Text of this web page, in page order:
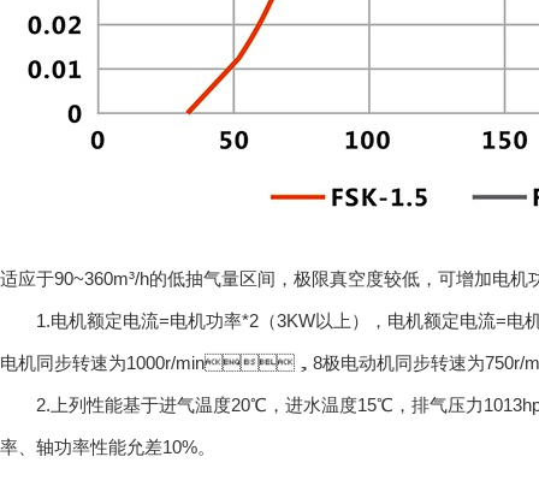
适应于90~360m³/h的低抽气量区间，极限真空度较低，可增加电机
1.电机额定电流=电机功率*2（3KW以上），电机额定电流=
电机同步转速为1000r/min，8极电动机同步转速为750r/
2.上列性能基于进气温度20℃，进水温度15℃，排气压力
率、轴功率性能允差10%。